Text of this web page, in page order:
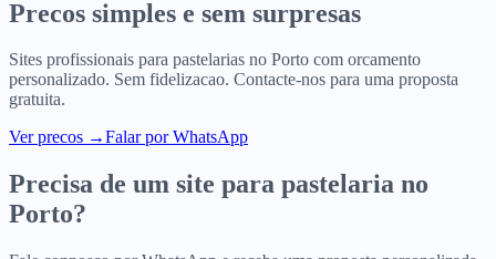
Precos simples e sem surpresas
Sites profissionais para pastelarias no Porto com orcamento
personalizado. Sem fidelizacao. Contacte-nos para uma proposta
gratuita.
Ver precos →Falar por WhatsApp
Precisa de um site para pastelaria no
Porto?